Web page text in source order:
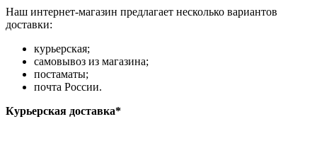
Наш интернет-магазин предлагает несколько вариантов
доставки:
курьерская;
самовывоз из магазина;
постаматы;
почта России.
Курьерская доставка*